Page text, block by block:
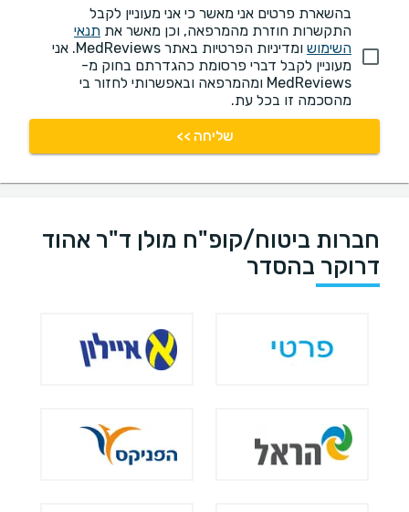
בהשארת פרטים אני מאשר כי אני מעוניין לקבל
התקשרות חוזרת מהמרפאה, וכן מאשר את תנאי
השימוש
ומדיניות הפרטיות באתר MedReviews. אני
מעוניין לקבל דברי פרסומת כהגדרתם בחוק מ-
MedReviews ומהמרפאה ובאפשרותי לחזור בי
מהסכמה זו בכל עת.
שליחה >>
חברות ביטוח/קופ"ח מולן ד"ר אהוד
דרוקר בהסדר